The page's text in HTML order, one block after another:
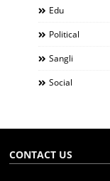
Edu
Political
Sangli
Social
CONTACT US